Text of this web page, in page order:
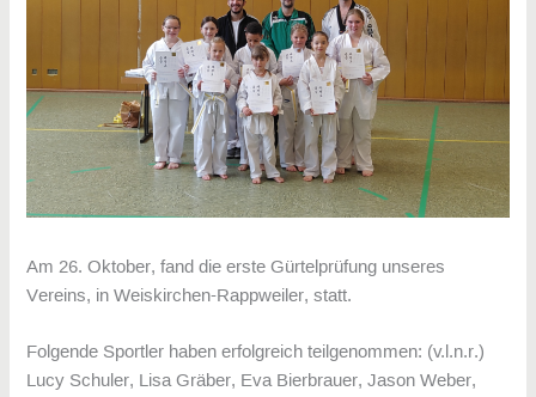
Am 26. Oktober, fand die erste Gürtelprüfung unseres
Vereins, in Weiskirchen-Rappweiler, statt.
Folgende Sportler haben erfolgreich teilgenommen: (v.l.n.r.)
Lucy Schuler, Lisa Gräber, Eva Bierbrauer, Jason Weber,